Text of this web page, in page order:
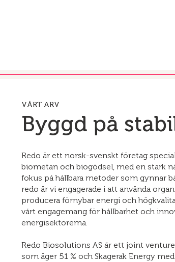
VÅRT ARV
Byggd på
Redo är ett norsk-svenskt företag
biometan och biogödsel, med en stark
fokus på hållbara metoder som gynnar
redo är vi engagerade i att använda
producera förnybar energi och
vårt engagemang för hållbarhet och
energisektorerna.
Redo Biosolutions AS är ett joint
som äger 51 % och Skagerak Energy